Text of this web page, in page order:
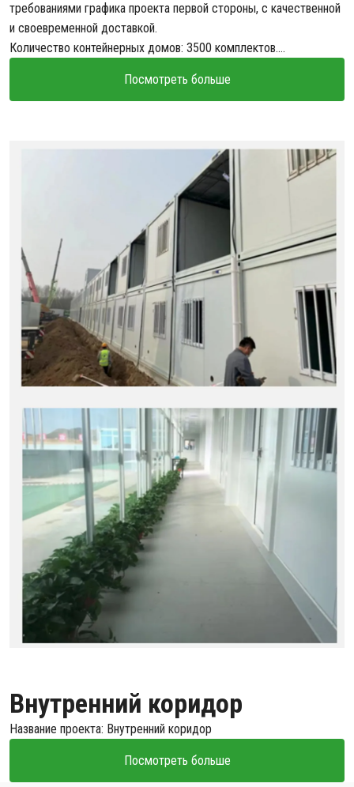
требованиями графика проекта первой стороны, с качественной
и своевременной доставкой.
Количество контейнерных домов: 3500 комплектов....
Посмотреть больше
Внутренний коридор
Название проекта: Внутренний коридор
Посмотреть больше